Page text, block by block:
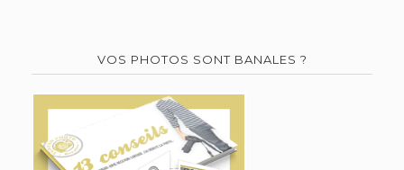
VOS PHOTOS SONT BANALES ?